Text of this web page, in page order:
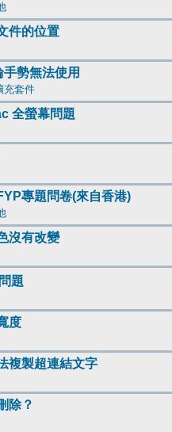
件的位置
勢無法使用
充套件
全螢幕問題
專題問卷(來自香港)
沒有改變
題
度
複製超連結文字
除？